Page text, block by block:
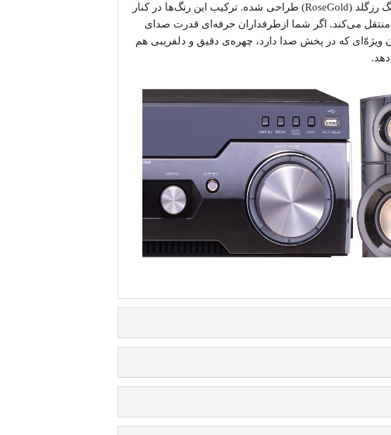
اسپیکری که داخل بدنه قرار گرفته نیز، به رنگ رزگلد (RoseGold) طراحی شده. ترکیب این رنگ‌ها در کنار
منتقل می‌کند. اگر شما ازطرفداران حرفه‌ای قدرت صدای
ویژه‌ّای که در پخش صدا دارد، چهره‌ی دقیق و دلفریبی هم